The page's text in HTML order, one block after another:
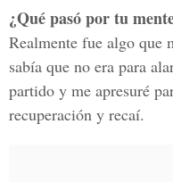
¿Qué pasó por tu
Realmente fue algo que
sabía que no era para
partido y me apresuré
recuperación y recaí.